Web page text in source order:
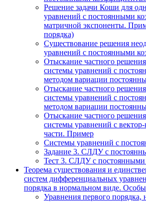
Решение задачи Коши для
уравнений с постоянными
матричной экспоненты.
порядка)
Существование решения
уравнений с постоянными
Отыскание частного
системы уравнений с
методом вариации
Отыскание частного
системы уравнений с
методом вариации
Отыскание частного
системы уравнений с
части. Пример
Системы уравнений с
Задание 3. СЛДУ с
Тест 3. СЛДУ с
Теорема существования и
систем дифференциальных
порядка в нормальном виде.
Уравнения первого порядка,